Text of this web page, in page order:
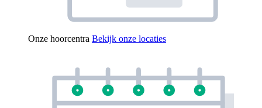
Onze hoorcentra Bekijk onze locaties